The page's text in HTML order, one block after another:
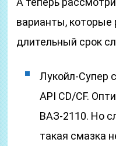
варианты, которые
длительный срок
Лукойл-Супер
API CD/CF.
ВАЗ-2110. Но
такая смазка